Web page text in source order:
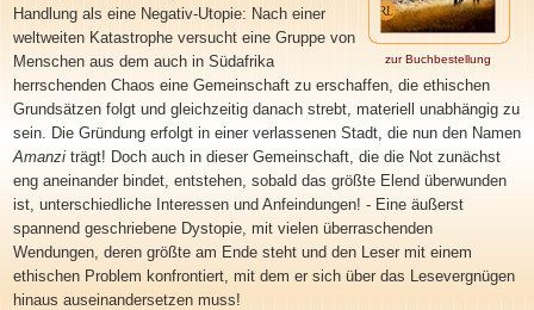
zur Buchbestellung
Handlung als eine Negativ-Utopie: Nach einer
weltweiten Katastrophe versucht eine Gruppe von
Menschen aus dem auch in Südafrika
herrschenden Chaos eine Gemeinschaft zu erschaffen, die ethischen
Grundsätzen folgt und gleichzeitig danach strebt, materiell unabhängig zu
sein. Die Gründung erfolgt in einer verlassenen Stadt, die nun den Namen
Amanziträgt! Doch auch in dieser Gemeinschaft, die die Not zunächst
eng aneinander bindet, entstehen, sobald das größte Elend überwunden
ist, unterschiedliche Interessen und Anfeindungen! - Eine äußerst
spannend geschriebene Dystopie, mit vielen überraschenden
Wendungen, deren größte am Ende steht und den Leser mit einem
ethischen Problem konfrontiert, mit dem er sich über das Lesevergnügen
hinaus auseinandersetzen muss!